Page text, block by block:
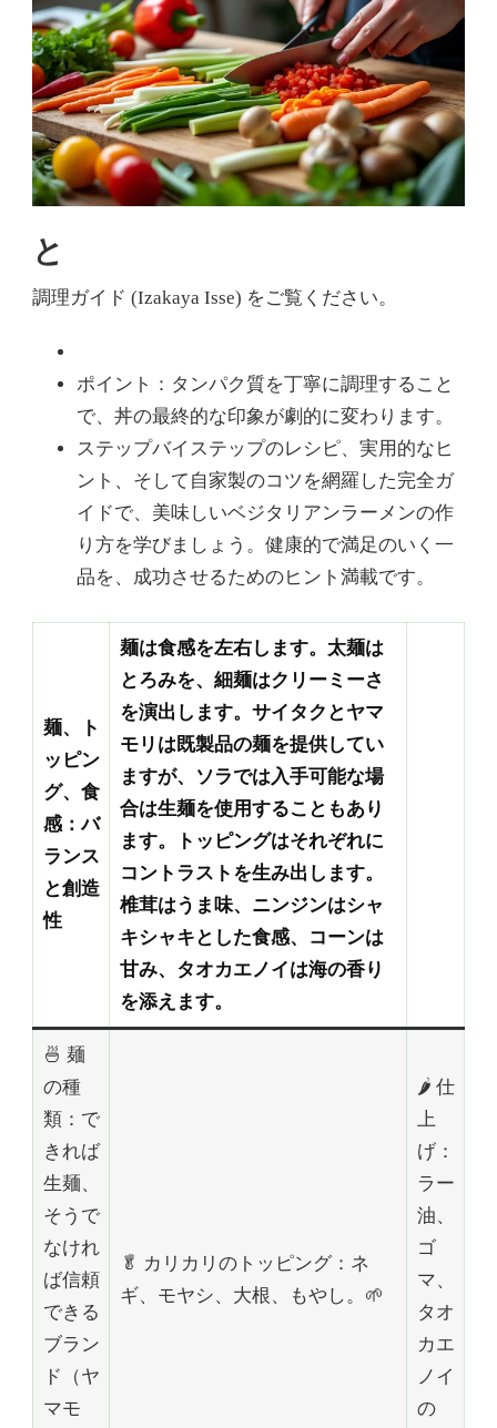
と
調理ガイド (Izakaya Isse) をご覧ください。
ポイント：タンパク質を丁寧に調理すること
で、丼の最終的な印象が劇的に変わります。
ステップバイステップのレシピ、実用的なヒ
ント、そして自家製のコツを網羅した完全ガ
イドで、美味しいベジタリアンラーメンの作
り方を学びましょう。健康的で満足のいく一
品を、成功させるためのヒント満載です。
麺、ト
ッピン
グ、食
感：バ
ランス
と創造
性
麺は食感を左右します。太麺は
とろみを、細麺はクリーミーさ
を演出します。サイタクとヤマ
モリは既製品の麺を提供してい
ますが、ソラでは入手可能な場
合は生麺を使用することもあり
ます。トッピングはそれぞれに
コントラストを生み出します。
椎茸はうま味、ニンジンはシャ
キシャキとした食感、コーンは
甘み、タオカエノイは海の香り
を添えます。
🍜 麺
の種
類：で
きれば
生麺、
そうで
なけれ
ば信頼
できる
ブラン
ド（ヤ
マモ
🥬 カリカリのトッピング：ネ
ギ、モヤシ、大根、もやし。🌱
🌶️ 仕
上
げ：
ラー
油、
ゴ
マ、
タオ
カエ
ノイ
の